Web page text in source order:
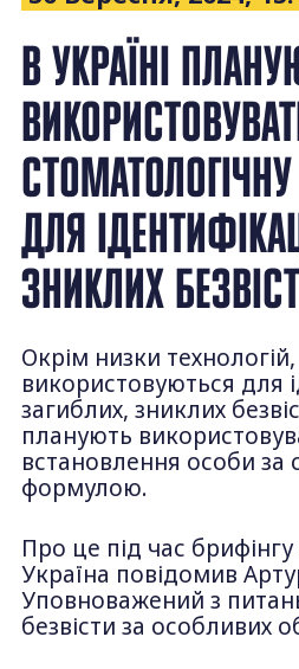
В УКРАЇНІ
ДЛЯ
ЗНИКЛИХ
Окрім низки технологій,
використовуються для
загиблих, зниклих
планують
встановлення особи за
формулою.
Про це під час
Україна повідомив
Уповноважений з
безвісти за особливих